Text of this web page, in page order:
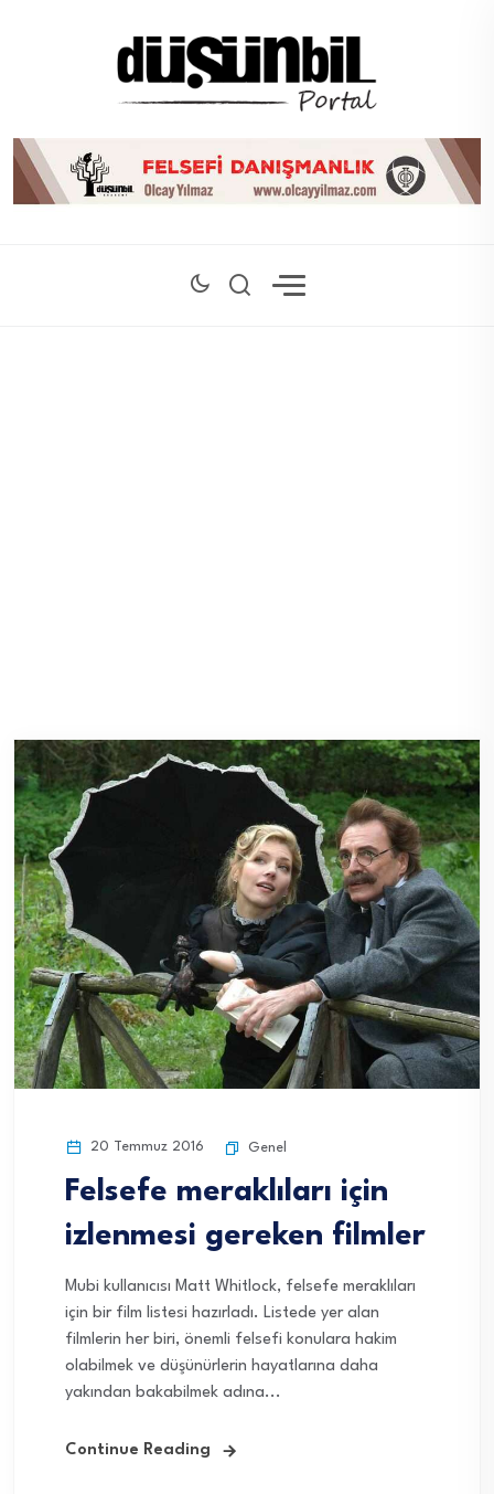
20 Temmuz 2016 Genel
Felsefe meraklıları için
izlenmesi gereken filmler
Mubi kullanıcısı Matt Whitlock, felsefe meraklıları
için bir film listesi hazırladı. Listede yer alan
filmlerin her biri, önemli felsefi konulara hakim
olabilmek ve düşünürlerin hayatlarına daha
yakından bakabilmek adına...
Continue Reading